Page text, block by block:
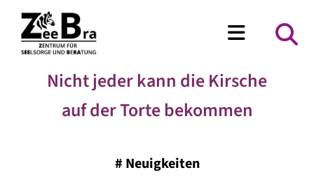
Nicht jeder kann die Kirsche
auf der Torte bekommen
# Neuigkeiten